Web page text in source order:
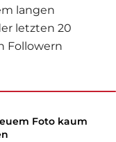
langen
letzten 20
Followern
Foto kaum